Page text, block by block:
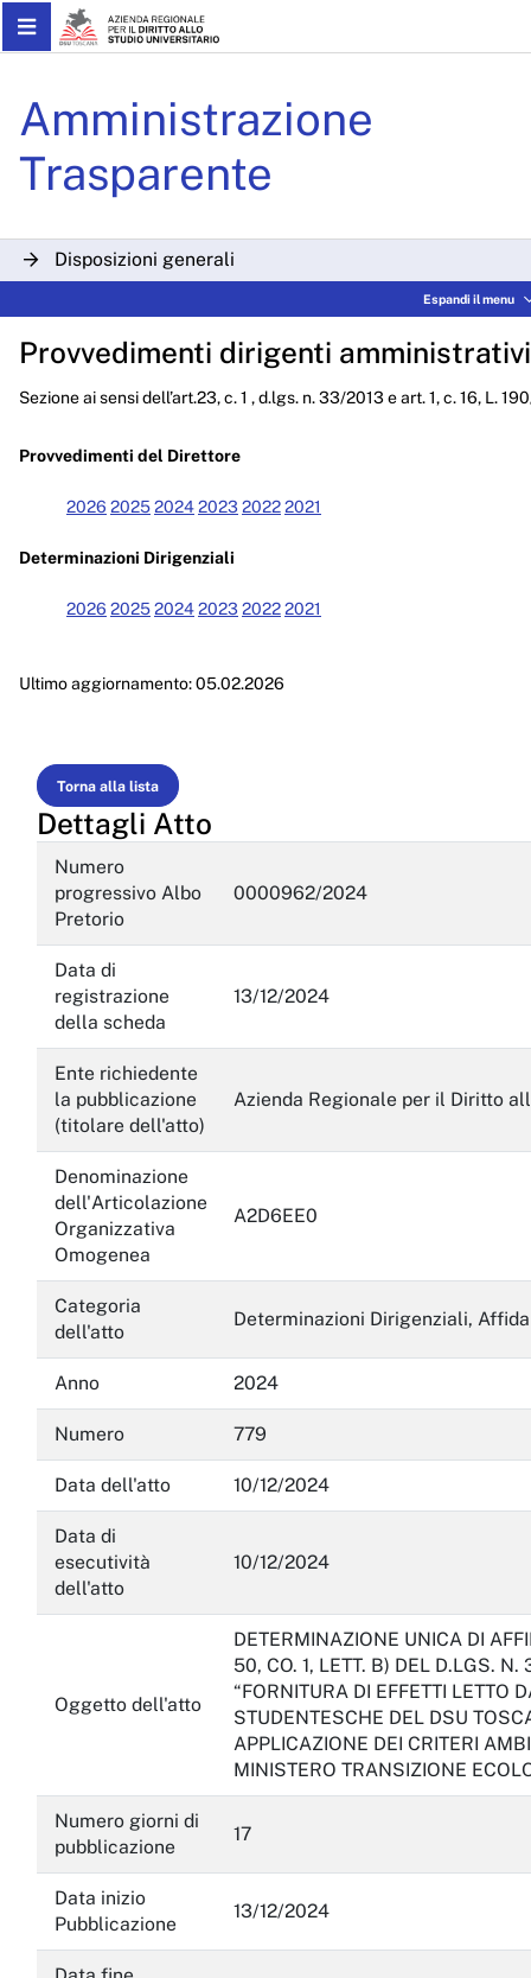
Skip to Main Content
Amministrazione
Trasparente
Disposizioni generali
Consulenti e collaboratori
Personale
Bandi di concorso
Performance
Enti controllati
Attività e procedimenti
Provvedimenti organi indirizzo politico
Controlli sulle imprese
Bandi di gara e contratti
Sovvenzioni, contributi, sussidi, vantaggi economici
Bilanci
Beni immobili e gestione patrimonio
Controlli e rilievi sull'amministrazione
Servizi erogati
Pagamenti dell'amministrazione
Opere pubbliche
Pianificazione e governo del territorio
Informazioni ambientali
Interventi straordinari e di emergenza
Altri contenuti
Attuazione misure PNRR
Espandi il menu
Provvedimenti dirigenti amministrativi
Sezione ai sensi dell’art.23, c. 1 , d.lgs. n. 33/2013 e art. 1, c. 16, L.
Provvedimenti del Direttore
2026 202520242023 20222021
Determinazioni Dirigenziali
2026 202520242023 20222021
Ultimo aggiornamento: 05.02.2026
Torna alla lista
Dettagli Atto
Numero
progressivo Albo
Pretorio
0000962/2024
Data di
registrazione
della scheda
13/12/2024
Ente richiedente
la pubblicazione
(titolare dell'atto)
Azienda Regionale per il Diritto
Denominazione
dell'Articolazione
Organizzativa
Omogenea
A2D6EE0
Categoria
dell'atto
Determinazioni Dirigenziali,
Anno 2024
Numero 779
Data dell'atto 10/12/2024
Data di
esecutività
dell'atto
10/12/2024
Oggetto dell'atto
DETERMINAZIONE UNICA DI
50, CO. 1, LETT. B) DEL D.LGS. N.
“FORNITURA DI EFFETTI LETTO
STUDENTESCHE DEL DSU
APPLICAZIONE DEI CRITERI
MINISTERO TRANSIZIONE
Numero giorni di
pubblicazione
17
Data inizio
Pubblicazione
13/12/2024